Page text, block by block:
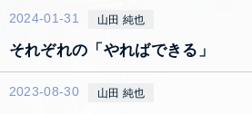
2024-01-31 山田 純也
それぞれの「やればできる」
2023-08-30 山田 純也